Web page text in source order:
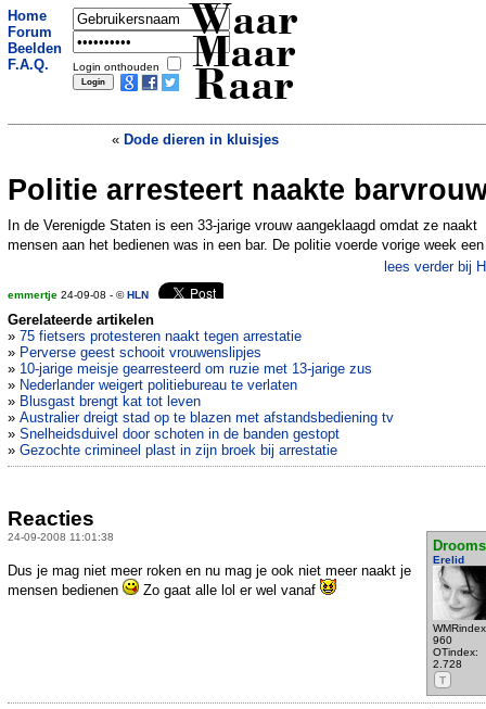
Home
Forum
Beelden
F.A.Q.
Login onthouden
Waar
Maar
Raar
« Dode dieren in kluisjes
Piloot laat tiener achter stuurknuppel»
Politie arresteert naakte
In de Verenigde Staten is een 33-jarige vrouw aangeklaagd omdat ze naakt
mensen aan het bedienen was in een bar. De politie voerde vorige week
lees verder bij
emmertje 24-09-08 - ©HLN
Gerelateerde artikelen
» 75 fietsers protesteren naakt tegen arrestatie
» Perverse geest schooit vrouwenslipjes
» 10-jarige meisje gearresteerd om ruzie met 13-jarige zus
» Nederlander weigert politiebureau te verlaten
» Blusgast brengt kat tot leven
» Australier dreigt stad op te blazen met afstandsbediening tv
» Snelheidsduivel door schoten in de banden gestopt
» Gezochte crimineel plast in zijn broek bij arrestatie
Reacties
24-09-2008 11:01:38
Erelid
960
OTindex:
2.728
T
Dus je mag niet meer roken en nu mag je ook niet meer naakt je
mensen bedienen
Zo gaat alle lol er wel vanaf